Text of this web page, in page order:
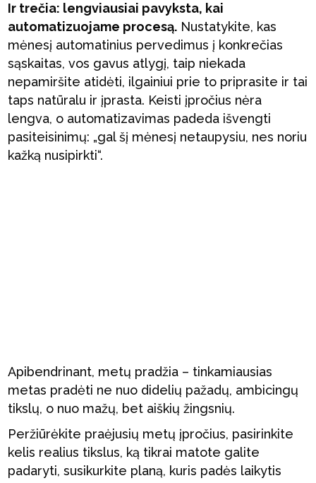
Ir trečia: lengviausiai pavyksta, kai
automatizuojame procesą. Nustatykite, kas
mėnesį automatinius pervedimus į konkrečias
sąskaitas, vos gavus atlygį, taip niekada
nepamiršite atidėti, ilgainiui prie to priprasite ir tai
taps natūralu ir įprasta. Keisti įpročius nėra
lengva, o automatizavimas padeda išvengti
pasiteisinimų: „gal šį mėnesį netaupysiu, nes noriu
kažką nusipirkti“.
Apibendrinant, metų pradžia – tinkamiausias
metas pradėti ne nuo didelių pažadų, ambicingų
tikslų, o nuo mažų, bet aiškių žingsnių.
Peržiūrėkite praėjusių metų įpročius, pasirinkite
kelis realius tikslus, ką tikrai matote galite
padaryti, susikurkite planą, kuris padės laikytis